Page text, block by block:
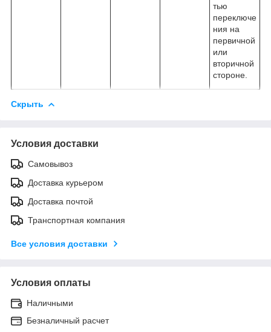
тью
переключе
ния на
первичной
или
вторичной
стороне.
Скрыть
Условия доставки
Самовывоз
Доставка курьером
Доставка почтой
Транспортная компания
Все условия доставки
Условия оплаты
Наличными
Безналичный расчет